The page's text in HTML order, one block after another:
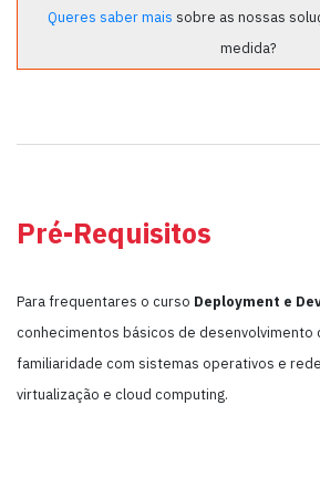
Queres saber mais sobre as nossas
medida?
Pré-Requisitos
Para frequentares o curso Deployment e
conhecimentos básicos de desenvolvimento
familiaridade com sistemas operativos e
virtualização e cloud computing.